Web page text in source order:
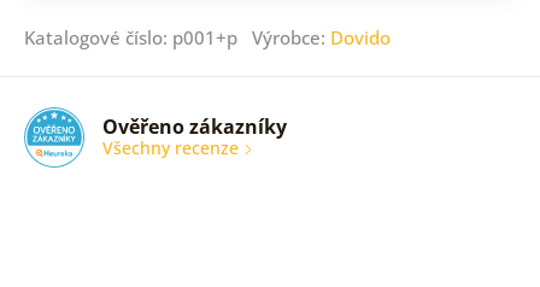
Katalogové číslo: p001+p Výrobce: Dovido
Ověřeno zákazníky
Všechny recenze